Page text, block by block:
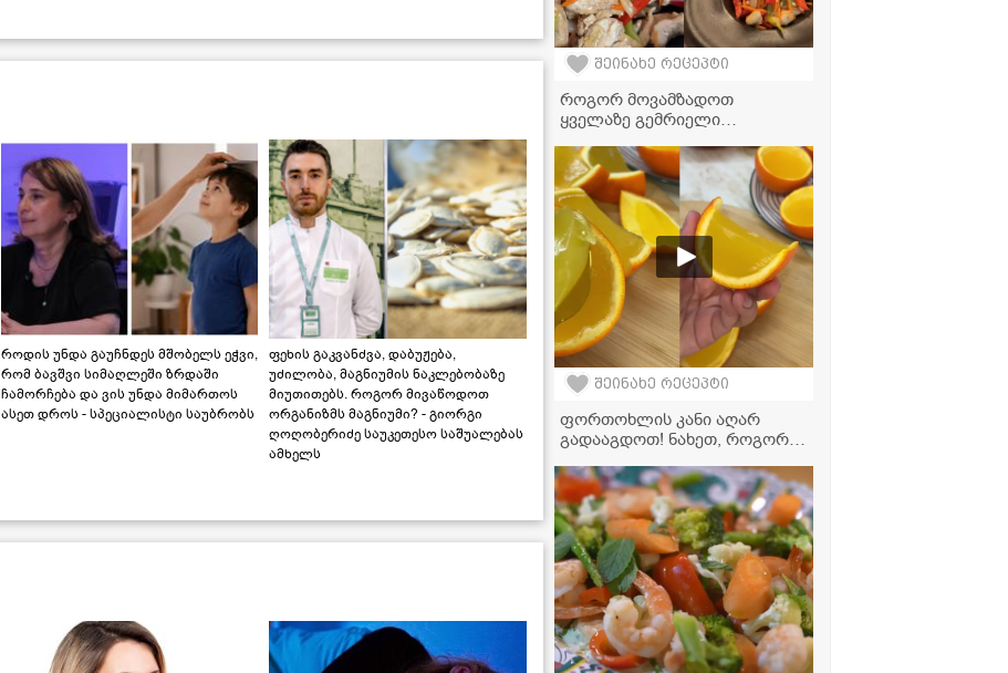
როდის უნდა გაუჩნდეს მშობელს ეჭვი,
რომ ბავშვი სიმაღლეში ზრდაში
ჩამორჩება და ვის უნდა მიმართოს
ასეთ დროს - სპეციალისტი საუბრობს
ფეხის გაკვანძვა, დაბუჟება,
უძილობა, მაგნიუმის ნაკლებობაზე
მიუთითებს. როგორ მივაწოდოთ
ორგანიზმს მაგნიუმი? - გიორგი
ღოღობერიძე საუკეთესო საშუალებას
ამხელს
შეინახე რეცეპტი
როგორ მოვამზადოთ
ყველაზე გემრიელი
ინგრედიენტი, რომელიც
ყველაფერს ცვლის!
შეინახე რეცეპტი
ფორთოხლის კანი აღარ
გადააგდოთ! ნახეთ, როგორ
გემრიელ დესერტად